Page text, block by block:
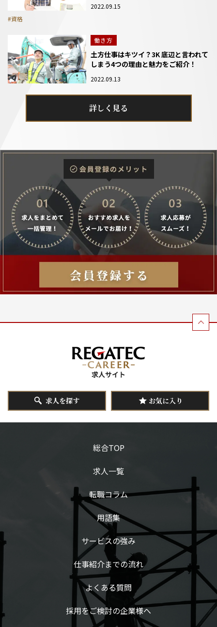
2022.09.15
#資格
働き方
土方仕事はキツイ？3K 底辺と言われて
しまう4つの理由と魅力をご紹介！
2022.09.13
詳しく見る
求人を探す お気に入り
総合TOP
求人一覧
転職コラム
用語集
サービスの強み
仕事紹介までの流れ
よくある質問
採用をご検討の企業様へ